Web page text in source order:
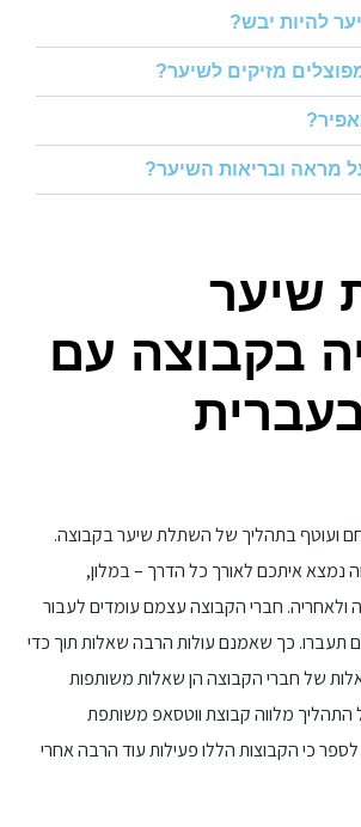
להיות יבש?
מזיקים לשיער?
מראה ובריאות השיער?
שיער
בקבוצה עם
חם ועוטף בתהליך של השתלת שיער בקבוצה.
נמצא איתכם לאורך כל הדרך – במלון,
ולאחריה. חברי הקבוצה עצמם עומדים לעבור
תעברו. כך שאמנם עולות הרבה שאלות תוך כדי
של חברי הקבוצה הן שאלות משותפות
התהליך מלווה קבוצת ווטסאפ משותפת
לספר כי הקבוצות הללו פעילות עוד הרבה אחרי